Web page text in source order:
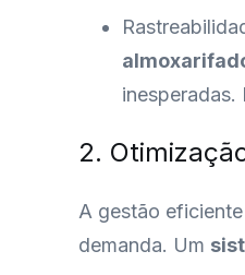
2.
A gestão
demanda. Um